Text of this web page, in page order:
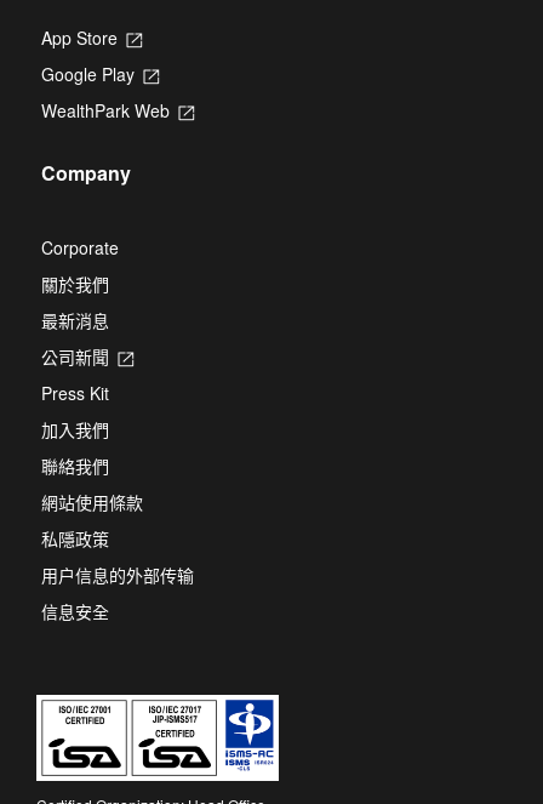
App Store
Opens
a
new
tab
Google Play
Opens
a
WealthPark Web
Opens
Company
Corporate
關於我們
最新消息
公司新聞
Opens
Press Kit
加入我們
聯絡我們
網站使用條款
私隱政策
用户信息的外部传输
信息安全